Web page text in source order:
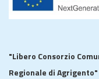
"Libero Consorzio
Regionale di Agrigento"